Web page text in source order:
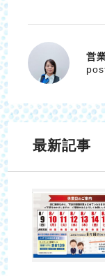
てらも
営
最新記事